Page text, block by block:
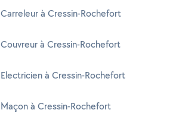
Carreleur à Cressin-Rochefort
Couvreur à Cressin-Rochefort
Electricien à Cressin-Rochefort
Maçon à Cressin-Rochefort